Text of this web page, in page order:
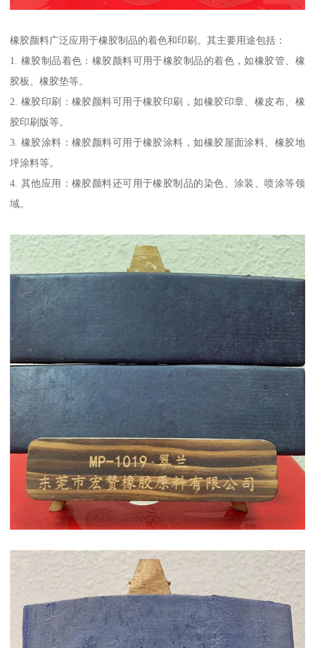
橡胶颜料广泛应用于橡胶制品的着色和印刷。其主要用途包括：
1. 橡胶制品着色：橡胶颜料可用于橡胶制品的着色，如橡胶管、橡
胶板、橡胶垫等。
2. 橡胶印刷：橡胶颜料可用于橡胶印刷，如橡胶印章、橡皮布、橡
胶印刷版等。
3. 橡胶涂料：橡胶颜料可用于橡胶涂料，如橡胶屋面涂料、橡胶地
坪涂料等。
4. 其他应用：橡胶颜料还可用于橡胶制品的染色、涂装、喷涂等领
域。